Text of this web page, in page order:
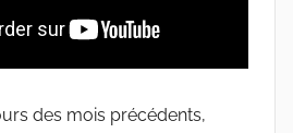
des mois précédents,